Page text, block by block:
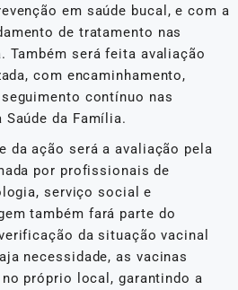
em saúde bucal, e com a
de tratamento nas
Também será feita avaliação
com encaminhamento,
contínuo nas
da Família.
da ação será a avaliação pela
por profissionais de
serviço social e
também fará parte do
da situação vacinal
necessidade, as vacinas
próprio local, garantindo a